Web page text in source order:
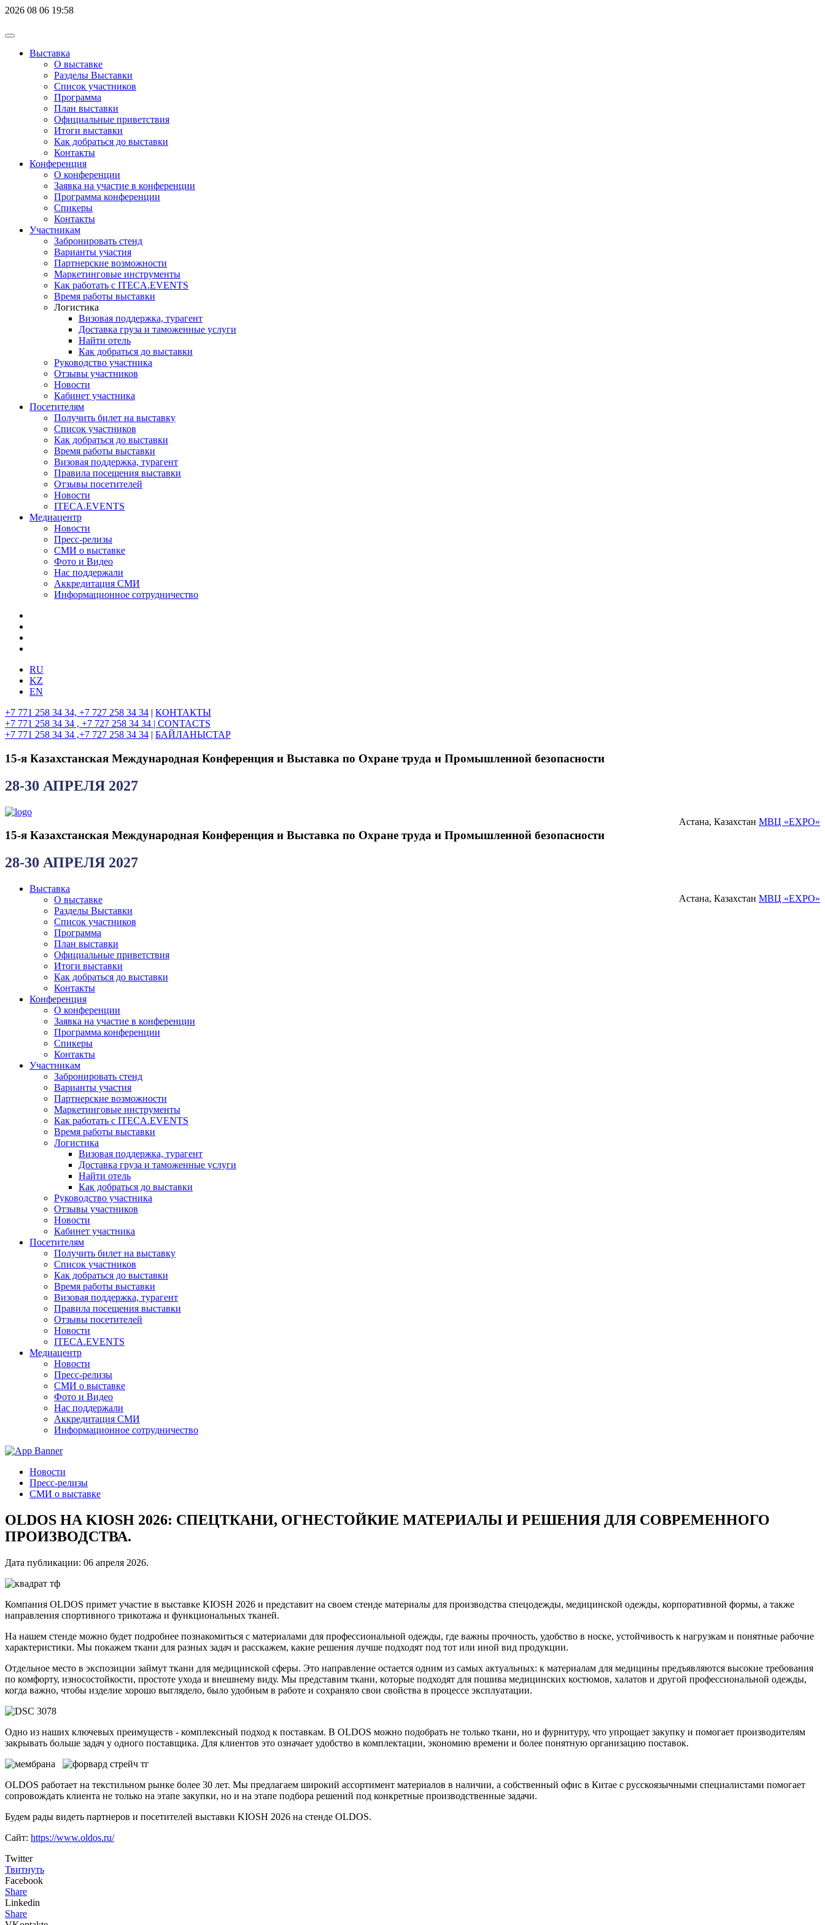
2026 08 06 19:58
Выставка
О выставке
Разделы Выставки
Список участников
Программа
План выставки
Официальные приветствия
Итоги выставки
Как добраться до выставки
Контакты
Конференция
О конференции
Заявка на участие в конференции
Программа конференции
Спикеры
Контакты
Участникам
Забронировать стенд
Варианты участия
Партнерские возможности
Маркетинговые инструменты
Как работать с ITECA.EVENTS
Время работы выставки
Логистика
Визовая поддержка, турагент
Доставка груза и таможенные услуги
Найти отель
Как добраться до выставки
Руководство участника
Отзывы участников
Новости
Кабинет участника
Посетителям
Получить билет на выставку
Список участников
Как добраться до выставки
Время работы выставки
Визовая поддержка, турагент
Правила посещения выставки
Отзывы посетителей
Новости
ITECA.EVENTS
Медиацентр
Новости
Пресс-релизы
СМИ о выставке
Фото и Видео
Нас поддержали
Аккредитация СМИ
Информационное сотрудничество
RU
KZ
EN
+7 771 258 34 34, +7 727 258 34 34 | КОНТАКТЫ
+7 771 258 34 34 , +7 727 258 34 34 | CONTACTS
+7 771 258 34 34 ,+7 727 258 34 34 | БАЙЛАНЫСТАР
15-я Казахстанская Международная Конференция и Выставка по Охране труда и Промышленной безопасности
28-30 АПРЕЛЯ 2027
Астана, Казахстан МВЦ «EXPO»
15-я Казахстанская Международная Конференция и Выставка по Охране труда и Промышленной безопасности
28-30 АПРЕЛЯ 2027
Астана, Казахстан МВЦ «EXPO»
Выставка
О выставке
Разделы Выставки
Список участников
Программа
План выставки
Официальные приветствия
Итоги выставки
Как добраться до выставки
Контакты
Конференция
О конференции
Заявка на участие в конференции
Программа конференции
Спикеры
Контакты
Участникам
Забронировать стенд
Варианты участия
Партнерские возможности
Маркетинговые инструменты
Как работать с ITECA.EVENTS
Время работы выставки
Логистика
Визовая поддержка, турагент
Доставка груза и таможенные услуги
Найти отель
Как добраться до выставки
Руководство участника
Отзывы участников
Новости
Кабинет участника
Посетителям
Получить билет на выставку
Список участников
Как добраться до выставки
Время работы выставки
Визовая поддержка, турагент
Правила посещения выставки
Отзывы посетителей
Новости
ITECA.EVENTS
Медиацентр
Новости
Пресс-релизы
СМИ о выставке
Фото и Видео
Нас поддержали
Аккредитация СМИ
Информационное сотрудничество
Новости
Пресс-релизы
СМИ о выставке
OLDOS НА KIOSH 2026: СПЕЦТКАНИ, ОГНЕСТОЙКИЕ МАТЕРИАЛЫ И РЕШЕНИЯ ДЛЯ СОВРЕМЕННОГО
ПРОИЗВОДСТВА.
Дата публикации: 06 апреля 2026.
Компания OLDOS примет участие в выставке KIOSH 2026 и представит на своем стенде материалы для производства спецодежды, медицинской одежды, корпоративной формы, а также
направления спортивного трикотажа и функциональных тканей.
На нашем стенде можно будет подробнее познакомиться с материалами для профессиональной одежды, где важны прочность, удобство в носке, устойчивость к нагрузкам и понятные рабочие
характеристики. Мы покажем ткани для разных задач и расскажем, какие решения лучше подходят под тот или иной вид продукции.
Отдельное место в экспозиции займут ткани для медицинской сферы. Это направление остается одним из самых актуальных: к материалам для медицины предъявляются высокие требования
по комфорту, износостойкости, простоте ухода и внешнему виду. Мы представим ткани, которые подходят для пошива медицинских костюмов, халатов и другой профессиональной одежды,
когда важно, чтобы изделие хорошо выглядело, было удобным в работе и сохраняло свои свойства в процессе эксплуатации.
Одно из наших ключевых преимуществ - комплексный подход к поставкам. В OLDOS можно подобрать не только ткани, но и фурнитуру, что упрощает закупку и помогает производителям
закрывать больше задач у одного поставщика. Для клиентов это означает удобство в комплектации, экономию времени и более понятную организацию поставок.
OLDOS работает на текстильном рынке более 30 лет. Мы предлагаем широкий ассортимент материалов в наличии, а собственный офис в Китае с русскоязычными специалистами помогает
сопровождать клиента не только на этапе закупки, но и на этапе подбора решений под конкретные производственные задачи.
Будем рады видеть партнеров и посетителей выставки KIOSH 2026 на стенде OLDOS.
Сайт: https://www.oldos.ru/
Twitter
Твитнуть
Facebook
Share
Linkedin
Share